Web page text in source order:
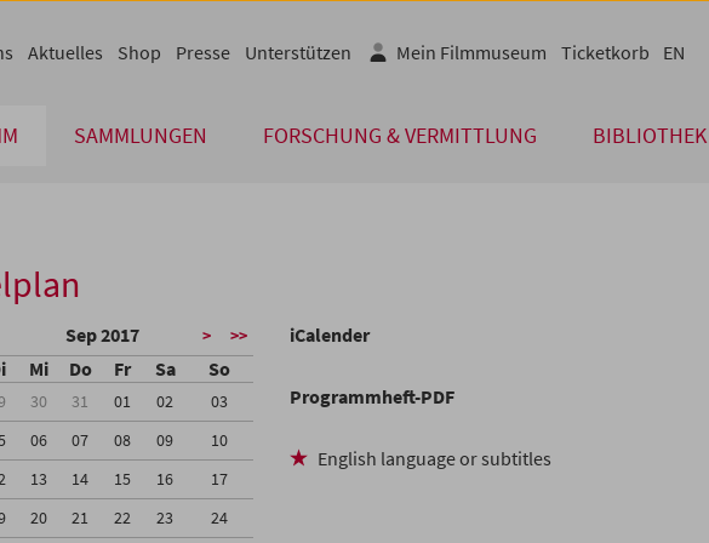
SAMMLUNGEN FORSCHUNG & VERMITTLUNG BIBLIOTHEK
Aktuelles Shop Presse Unterstützen Mein Filmmuseum Ticketkorb EN
Sep 2017 > >>
Mi Do Fr Sa So
30 31 01 02
03
06 07 08 09
10
13 14 15 16
17
20 21 22 23
24
iCalender
Programmheft-PDF
English language or subtitles